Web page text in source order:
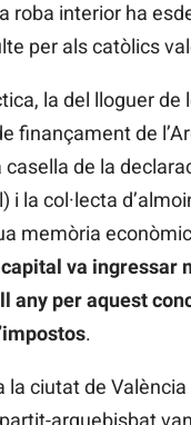
roba interior ha
per als catòlics
la del lloguer de
finançament de
casella de la
i la col·lecta
memòria
va ingressar
any per aquest
.
la ciutat de
arquebisbat